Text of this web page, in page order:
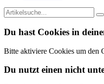
Du hast Cookies in
Bitte aktiviere Cookies um den
Du nutzt einen nicht